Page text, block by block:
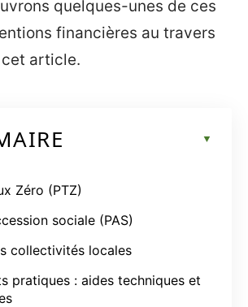
quelques-unes de ces
financières au travers
article.
Zéro (PTZ)
sociale (PAS)
collectivités locales
pratiques : aides techniques et